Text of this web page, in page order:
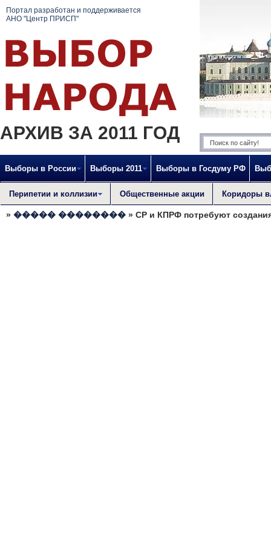
Портал разработан и поддерживается
АНО "Центр ПРИСП"
АРХИВ ЗА 2011 ГОД
Выборы в России Выборы 2011 Выборы в Госдуму РФ
Перипетии и коллизии Общественные акции Коридоры
» ����� �������� » СР и КПРФ потребуют